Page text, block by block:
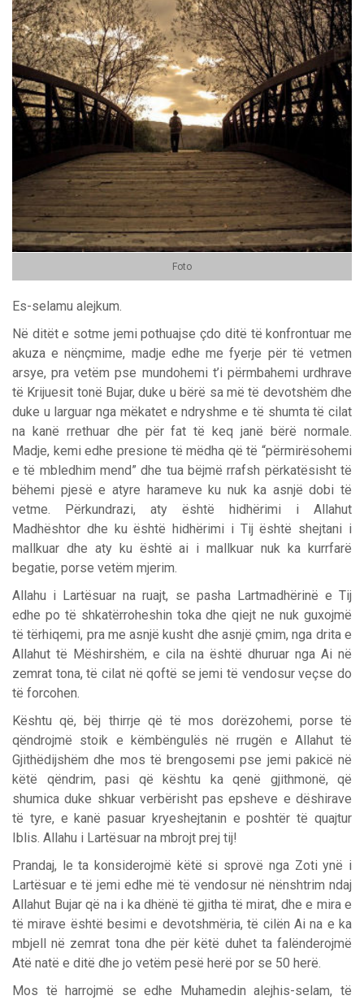
Foto
Es-selamu alejkum.
Në ditët e sotme jemi pothuajse çdo ditë të konfrontuar me
akuza e nënçmime, madje edhe me fyerje për të vetmen
arsye, pra vetëm pse mundohemi t’i përmbahemi urdhrave
të Krijuesit tonë Bujar, duke u bërë sa më të devotshëm dhe
duke u larguar nga mëkatet e ndryshme e të shumta të cilat
na kanë rrethuar dhe për fat të keq janë bërë normale.
Madje, kemi edhe presione të mëdha që të “përmirësohemi
e të mbledhim mend” dhe tua bëjmë rrafsh përkatësisht të
bëhemi pjesë e atyre harameve ku nuk ka asnjë dobi të
vetme. Përkundrazi, aty është hidhërimi i Allahut
Madhështor dhe ku është hidhërimi i Tij është shejtani i
mallkuar dhe aty ku është ai i mallkuar nuk ka kurrfarë
begatie, porse vetëm mjerim.
Allahu i Lartësuar na ruajt, se pasha Lartmadhërinë e Tij
edhe po të shkatërroheshin toka dhe qiejt ne nuk guxojmë
të tërhiqemi, pra me asnjë kusht dhe asnjë çmim, nga drita e
Allahut të Mëshirshëm, e cila na është dhuruar nga Ai në
zemrat tona, të cilat në qoftë se jemi të vendosur veçse do
të forcohen.
Kështu që, bëj thirrje që të mos dorëzohemi, porse të
qëndrojmë stoik e këmbëngulës në rrugën e Allahut të
Gjithëdijshëm dhe mos të brengosemi pse jemi pakicë në
këtë qëndrim, pasi që kështu ka qenë gjithmonë, që
shumica duke shkuar verbërisht pas epsheve e dëshirave
të tyre, e kanë pasuar kryeshejtanin e poshtër të quajtur
Iblis. Allahu i Lartësuar na mbrojt prej tij!
Prandaj, le ta konsiderojmë këtë si sprovë nga Zoti ynë i
Lartësuar e të jemi edhe më të vendosur në nënshtrim ndaj
Allahut Bujar që na i ka dhënë të gjitha të mirat, dhe e mira e
të mirave është besimi e devotshmëria, të cilën Ai na e ka
mbjell në zemrat tona dhe për këtë duhet ta falënderojmë
Atë natë e ditë dhe jo vetëm pesë herë por se 50 herë.
Mos të harrojmë se edhe Muhamedin alejhis-selam, të